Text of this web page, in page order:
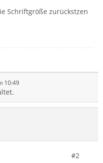
Schriftgröße zurückstzen
10:49
#2